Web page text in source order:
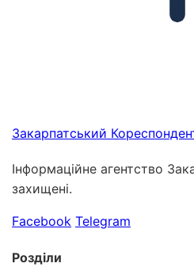
Закарпатський
Інформаційне агентство
захищені.
Facebook Telegram
Розділи